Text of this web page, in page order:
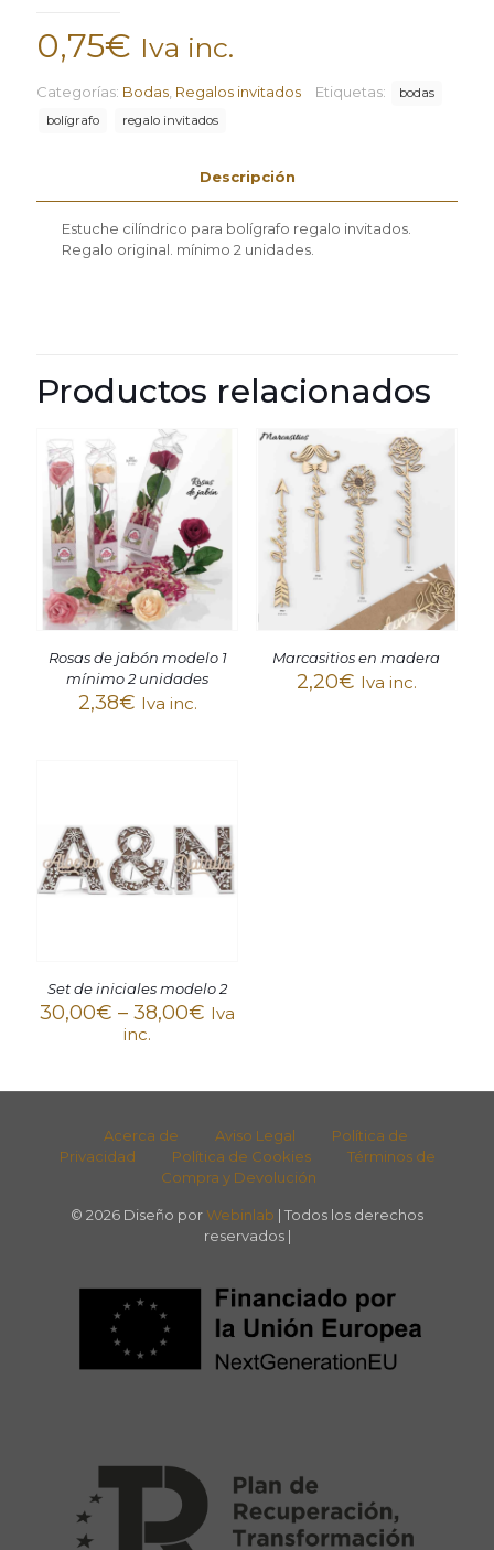
0,75€ Iva inc.
Categorías: Bodas Regalos invitados Etiquetas:
bodas
bolígrafo
regalo invitados
Descripción
Estuche cilíndrico para bolígrafo regalo invitados.
Regalo original. mínimo 2 unidades.
Productos relacionados
Rosas de jabón modelo 1
mínimo 2 unidades
2,38€ Iva inc.
Marcasitios en madera
2,20€ Iva inc.
Set de iniciales modelo 2
30,00€ –38,00€ Iva
inc.
Acerca de Aviso Legal
Política de
Privacidad
Política de Cookies
Términos de
Compra y Devolución
© 2026 Diseño por Webinlab | Todos los derechos
reservados |